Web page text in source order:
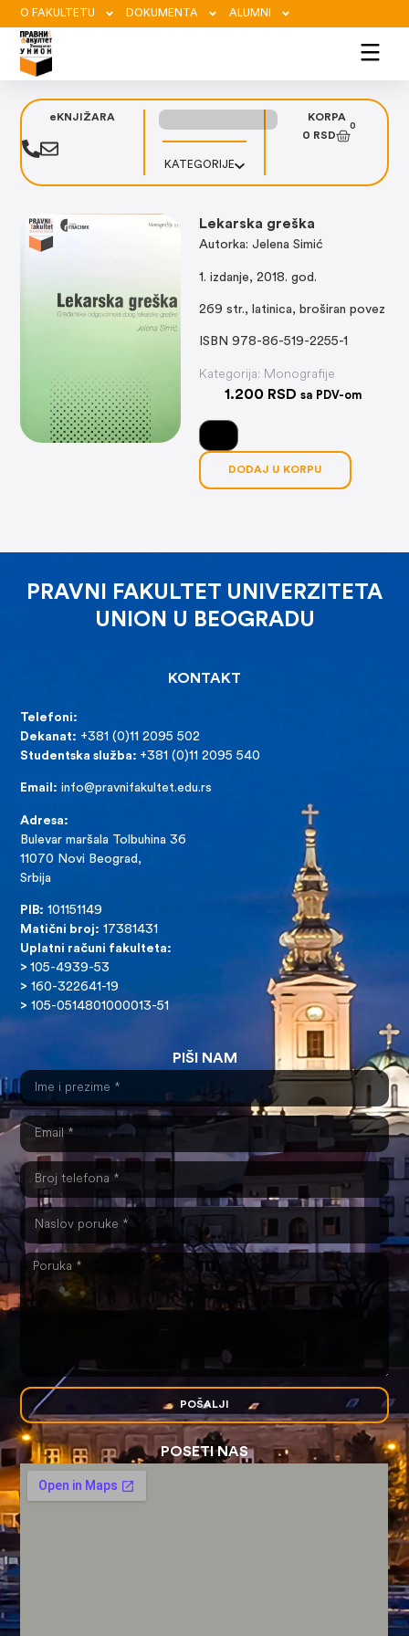
O FAKULTETU DOKUMENTA ALUMNI
eKNJIŽARA
KATEGORIJE
KORPA
0 RSD
0
Lekarska greška
Autorka: Jelena Simić
1. izdanje, 2018. god.
269 str., latinica, broširan povez
ISBN 978-86-519-2255-1
Kategorija: Monografije
1.200 RSD sa PDV-om
DODAJ U KORPU
PRAVNI FAKULTET UNIVERZITETA
UNION U BEOGRADU
KONTAKT
Telefoni:
Dekanat: +381 (0)11 2095 502
Studentska služba: +381 (0)11 2095 540
Email: info@pravnifakultet.edu.rs
Adresa:
Bulevar maršala Tolbuhina 36
11070 Novi Beograd,
Srbija
PIB: 101151149
Matični broj: 17381431
Uplatni računi fakulteta:
>105-4939-53
> 160-322641-19
> 105-0514801000013-51
PIŠI NAM
POŠALJI
POSETI NAS